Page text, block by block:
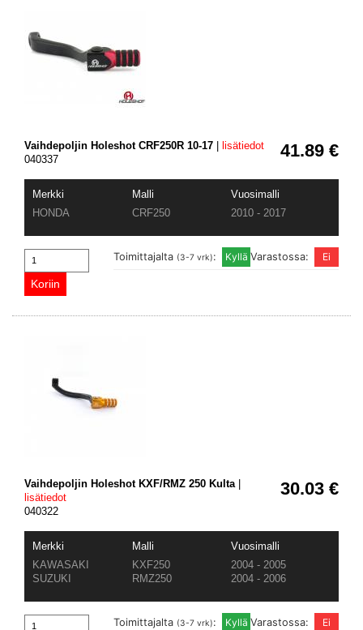
41.89 €
Vaihdepoljin Holeshot CRF250R 10-17
lisätiedot
040337
Merkki Malli
Vuosimalli
HONDA
CRF250 2010 - 2017
Varastossa:
Toimittajalta (3-7 vrk):
30.03 €
Vaihdepoljin Holeshot KXF/RMZ 250 Kulta
lisätiedot
040322
Merkki Malli
Vuosimalli
KAWASAKI
KXF250
2004 - 2005
SUZUKI
RMZ250 2004 - 2006
Varastossa:
Toimittajalta (3-7 vrk):